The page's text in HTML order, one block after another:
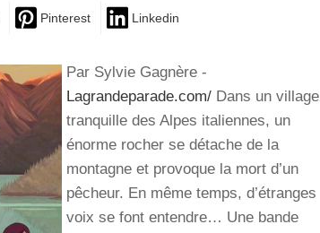
Pinterest Linkedin
Par Sylvie Gagnère -
Lagrandeparade.com/ Dans un village
tranquille des Alpes italiennes, un
énorme rocher se détache de la
montagne et provoque la mort d’un
pêcheur. En même temps, d’étranges
voix se font entendre… Une bande